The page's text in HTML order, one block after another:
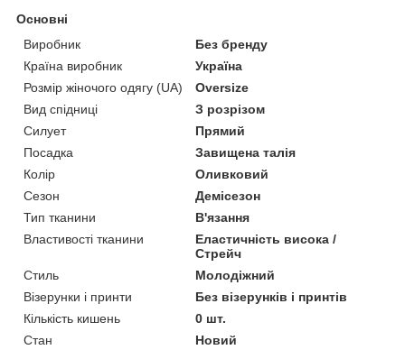
Основні
Виробник
Без бренду
Країна виробник
Україна
Розмір жіночого одягу (UA)
Oversize
Вид спідниці
З розрізом
Силует
Прямий
Посадка
Завищена талія
Колір
Оливковий
Сезон
Демісезон
Тип тканини
В'язання
Властивості тканини
Еластичність висока /
Стрейч
Стиль
Молодіжний
Візерунки і принти
Без візерунків і принтів
Кількість кишень
0 шт.
Стан
Новий